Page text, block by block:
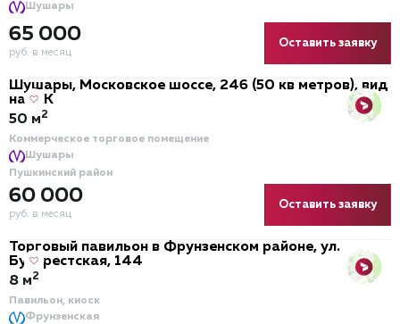
Шушары
65 000
руб. в месяц
Оставить заявку
Шушары, Московское шоссе, 246 (50 кв метров), вид
на ЖК
Коммерческое торговое помещение
Шушары
Пушкинский район
60 000
руб. в месяц
50 м2
Оставить заявку
Торговый павильон в Фрунзенском районе, ул.
Бухарестская, 144
Павильон, киоск
Фрунзенская
8 м2